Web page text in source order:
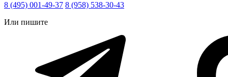
8 (495) 001-49-37 8 (958) 538-30-43
Или пишите